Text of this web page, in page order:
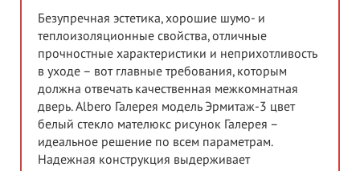
Безупречная эстетика, хорошие шумо- и
теплоизоляционные свойства, отличные
прочностные характеристики и неприхотливость
в уходе – вот главные требования, которым
должна отвечать качественная межкомнатная
дверь. Albero Галерея модель Эрмитаж-3 цвет
белый стекло мателюкс рисунок Галерея –
идеальное решение по всем параметрам.
Надежная конструкция выдерживает